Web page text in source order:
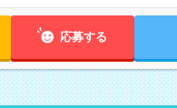
応募する